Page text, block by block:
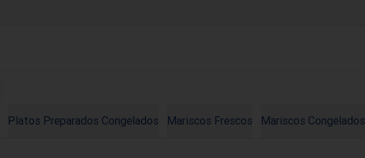
Platos Preparados Congelados Mariscos Frescos Mariscos Congelados